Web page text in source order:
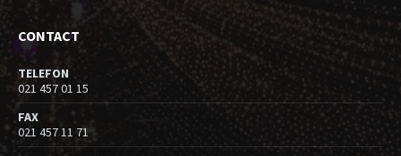
CONTACT
TELEFON
021 457 01 15
FAX
021 457 11 71